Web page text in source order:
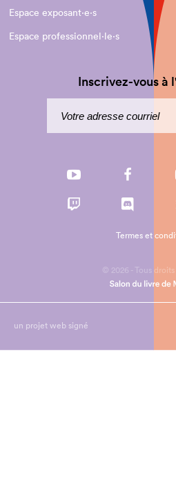
Espace exposant·e⋅s
Espace professionnel·le⋅s
Inscrivez-vous à
© 2026 - Tous
Termes et
un projet web signé